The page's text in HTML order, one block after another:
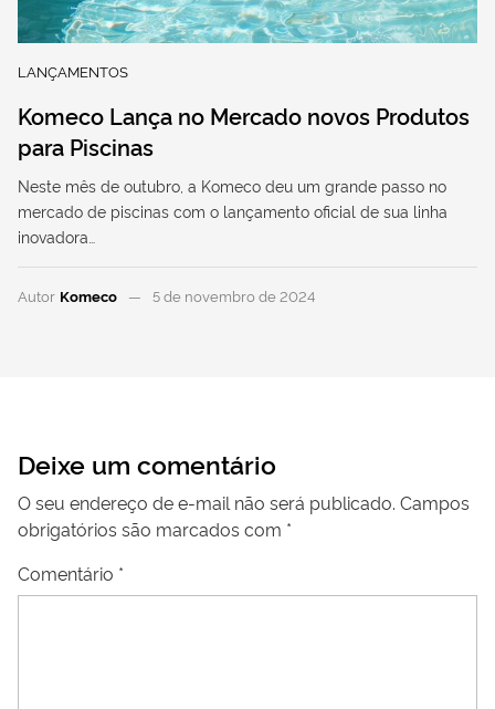
LANÇAMENTOS
Komeco Lança no Mercado novos Produtos
para Piscinas
Neste mês de outubro, a Komeco deu um grande passo no
mercado de piscinas com o lançamento oficial de sua linha
inovadora…
Autor Komeco 5 de novembro de 2024
Deixe um comentário
O seu endereço de e-mail não será publicado. Campos
obrigatórios são marcados com *
Comentário *